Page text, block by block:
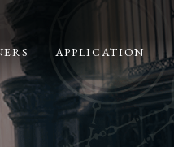
APPLICATION